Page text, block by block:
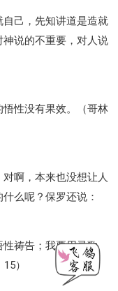
己，先知讲道是造就
说的不重要，对人说
性没有果效。（哥林
啊，本来也没想让人
么呢？保罗还说：
祷告；我要用灵歌
）